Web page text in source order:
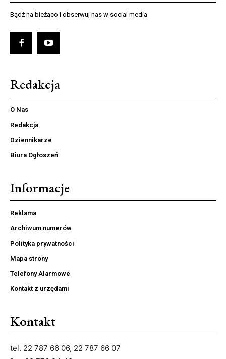
Bądź na bieżąco i obserwuj nas w social media
Redakcja
O Nas
Redakcja
Dziennikarze
Biura Ogłoszeń
Informacje
Reklama
Archiwum numerów
Polityka prywatności
Mapa strony
Telefony Alarmowe
Kontakt z urzędami
Kontakt
tel. 22 787 66 06, 22 787 66 07